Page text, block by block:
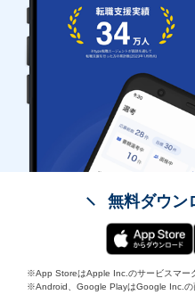
無料ダウン
※App StoreはApple Inc.のサービスマー
※Android、Google PlayはGoogle Inc.の